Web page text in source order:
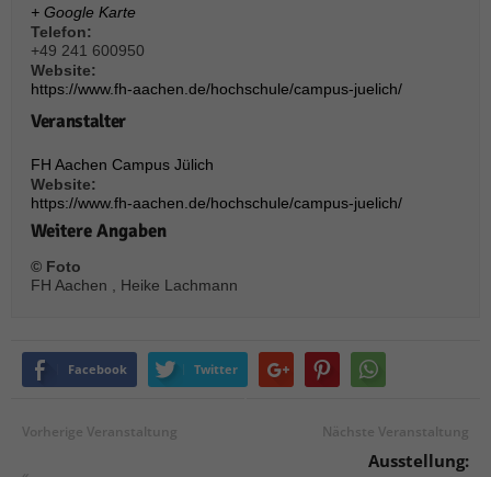
+ Google Karte
Telefon:
+49 241 600950
Website:
https://www.fh-aachen.de/hochschule/campus-juelich/
Veranstalter
FH Aachen Campus Jülich
Website:
https://www.fh-aachen.de/hochschule/campus-juelich/
Weitere Angaben
© Foto
FH Aachen , Heike Lachmann
Facebook Twitter
Vorherige Veranstaltung Nächste Veranstaltung
Ausstellung: